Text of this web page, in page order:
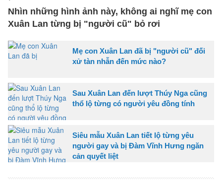
Nhìn những hình ảnh này, không ai nghĩ mẹ con
Xuân Lan từng bị "người cũ" bỏ rơi
Mẹ con Xuân Lan đã bị "người cũ" đối
xử tàn nhẫn đến mức nào?
Sau Xuân Lan đến lượt Thúy Nga cũng
thổ lộ từng có người yêu đồng tính
Siêu mẫu Xuân Lan tiết lộ từng yêu
người gay và bị Đàm Vĩnh Hưng ngăn
cản quyết liệt